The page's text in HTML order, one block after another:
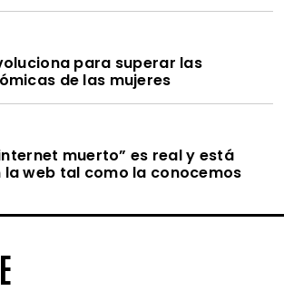
para superar las
de las mujeres
muerto” es real y está
web tal como la conocemos